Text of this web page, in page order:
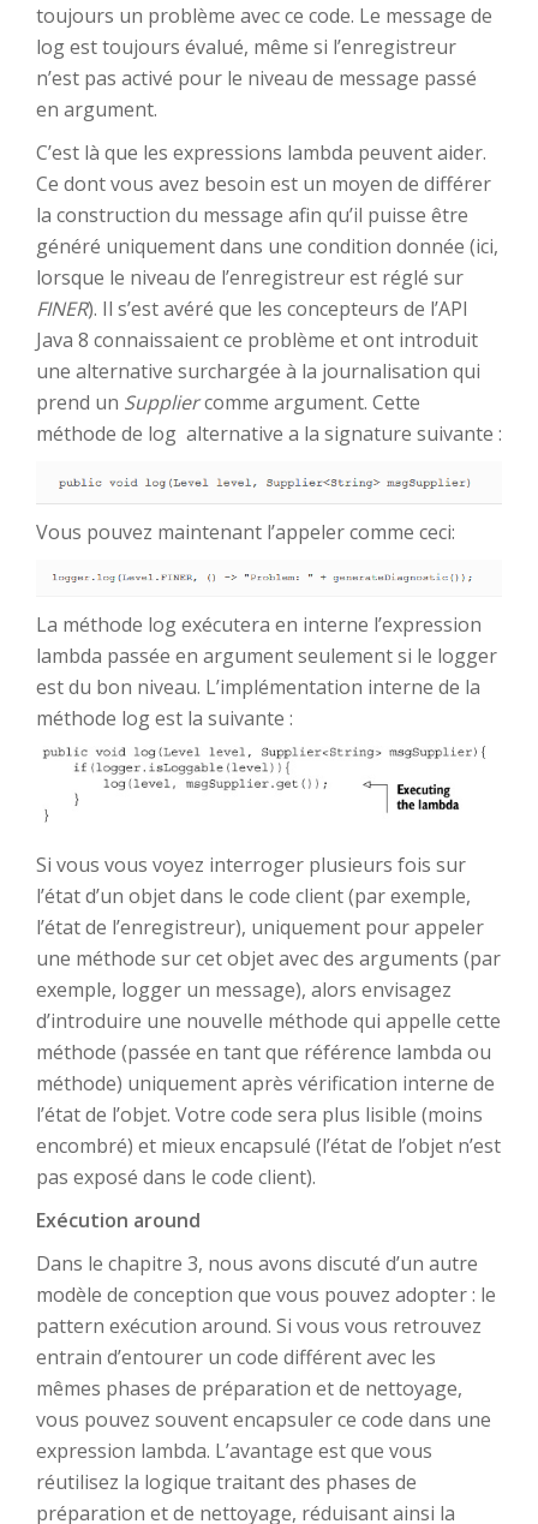
toujours un problème avec ce code. Le message de
log est toujours évalué, même si l’enregistreur
n’est pas activé pour le niveau de message passé
en argument.
C’est là que les expressions lambda peuvent aider.
Ce dont vous avez besoin est un moyen de différer
la construction du message afin qu’il puisse être
généré uniquement dans une condition donnée (ici,
lorsque le niveau de l’enregistreur est réglé sur
FINER). Il s’est avéré que les concepteurs de l’API
Java 8 connaissaient ce problème et ont introduit
une alternative surchargée à la journalisation qui
prend un Suppliercomme argument. Cette
méthode de log alternative a la signature suivante :
Vous pouvez maintenant l’appeler comme ceci:
La méthode log exécutera en interne l’expression
lambda passée en argument seulement si le logger
est du bon niveau. L’implémentation interne de la
méthode log est la suivante :
Si vous vous voyez interroger plusieurs fois sur
l’état d’un objet dans le code client (par exemple,
l’état de l’enregistreur), uniquement pour appeler
une méthode sur cet objet avec des arguments (par
exemple, logger un message), alors envisagez
d’introduire une nouvelle méthode qui appelle cette
méthode (passée en tant que référence lambda ou
méthode) uniquement après vérification interne de
l’état de l’objet. Votre code sera plus lisible (moins
encombré) et mieux encapsulé (l’état de l’objet n’est
pas exposé dans le code client).
Exécution around
Dans le chapitre 3, nous avons discuté d’un autre
modèle de conception que vous pouvez adopter : le
pattern exécution around. Si vous vous retrouvez
entrain d’entourer un code différent avec les
mêmes phases de préparation et de nettoyage,
vous pouvez souvent encapsuler ce code dans une
expression lambda. L’avantage est que vous
réutilisez la logique traitant des phases de
préparation et de nettoyage, réduisant ainsi la